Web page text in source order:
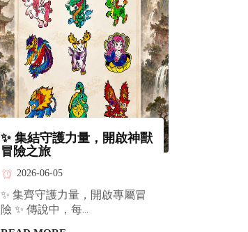
✨ 集結守護力量，開啟神獸
冒險之旅
2026-06-05
✨ 集齊守護力量，開啟專屬冒
險 ✨ 傳說中，每...